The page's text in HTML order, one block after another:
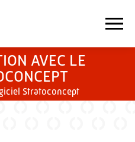
AVEC LE
Stratoconcept